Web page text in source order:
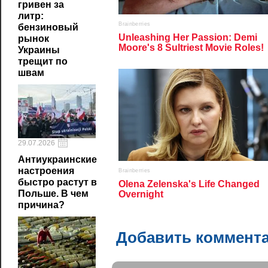
гривен за
литр:
бензиновый
рынок
Украины
трещит по
швам
29.07.2026
Антиукраинские
настроения
быстро растут в
Польше. В чем
причина?
Добавить